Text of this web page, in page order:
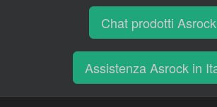
Chat prodotti Asrock
Assistenza Asrock in